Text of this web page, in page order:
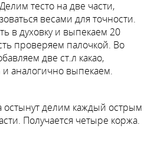
тесто на две части,
весами для точности.
в духовку и выпекаем 20
проверяем палочкой. Во
две ст.л какао,
аналогично выпекаем.
остынут делим каждый острым
Получается четыре коржа.